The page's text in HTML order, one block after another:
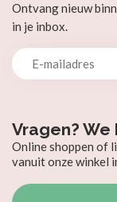
Vragen?
Online shoppen of
vanuit onze winkel
Ontvang nieuw
in je inbox.